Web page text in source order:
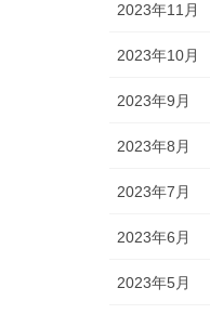
2023年11月
2023年10月
2023年9月
2023年8月
2023年7月
2023年6月
2023年5月